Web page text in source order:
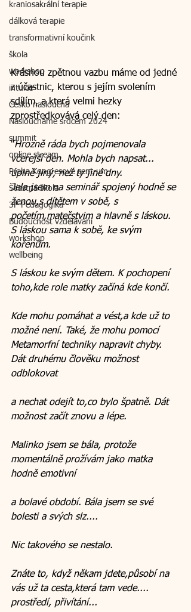
kraniosakrální terapie
dálková terapie
transformativní koučink
škola
workshop
intuice
Česko naslouchá
Nasloucháme srdcem 2024
summit
online stream
Praha Kongresové centrum
Šťastná škola
3P Pedagogika
Budoucnost vzdělávání
workshop
wellbeing
Krásnou zpětnou vazbu máme od jedné
z účastnic, kterou s jejím svolením
sdílím, a která velmi hezky
zprostředkovává celý den:
"Hrozně ráda bych pojmenovala
včerejší den. Mohla bych napsat...
úplně jiný, než ty jiné dny.
Jela jsem na seminář spojený hodně se
ženou,s dítětem v sobě, s
početím,mateřstvim a hlavně s láskou.
S láskou sama k sobě, ke svým
kořenům.
S láskou ke svým dětem. K pochopení
toho,kde role matky začíná kde končí.
Kde mohu pomáhat a vést,a kde už to
možné není. Také, že mohu pomocí
Metamorfní techniky napravit chyby.
Dát druhému člověku možnost
odblokovat
a nechat odejít to,co bylo špatně. Dát
možnost začít znovu a lépe.
Malinko jsem se bála, protože
momentálně prožívám jako matka
hodně emotivní
a bolavé období. Bála jsem se své
bolesti a svých slz....
Nic takového se nestalo.
Znáte to, když někam jdete,působí na
vás už ta cesta,která tam vede....
prostředí, přivítání...